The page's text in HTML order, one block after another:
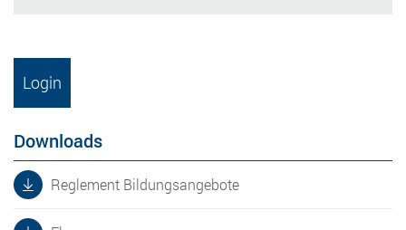
Login
Downloads
Reglement Bildungsangebote